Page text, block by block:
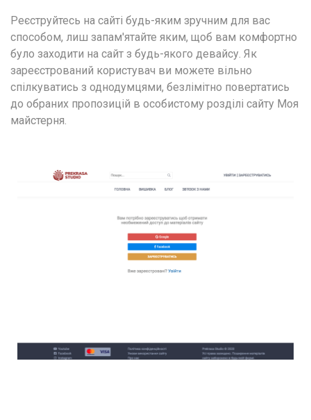
Реєструйтесь на сайті будь-яким зручним для вас
способом, лиш запам'ятайте яким, щоб вам комфортно
було заходити на сайт з будь-якого девайсу. Як
зареєстрований користувач ви можете вільно
спілкуватись з однодумцями, безлімітно повертатись
до обраних пропозицій в особистому розділі сайту Моя
майстерня.